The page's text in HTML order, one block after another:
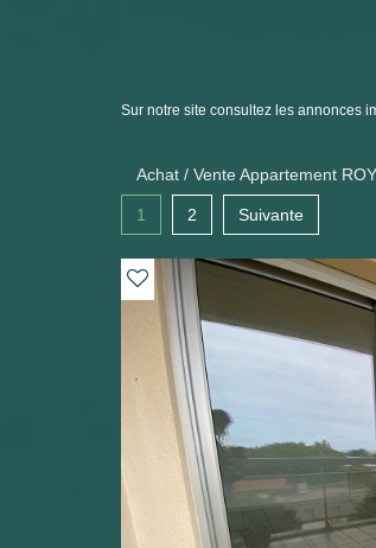
Sur notre site consultez les annonces
Achat / Vente Appartement
1 2 Suivante